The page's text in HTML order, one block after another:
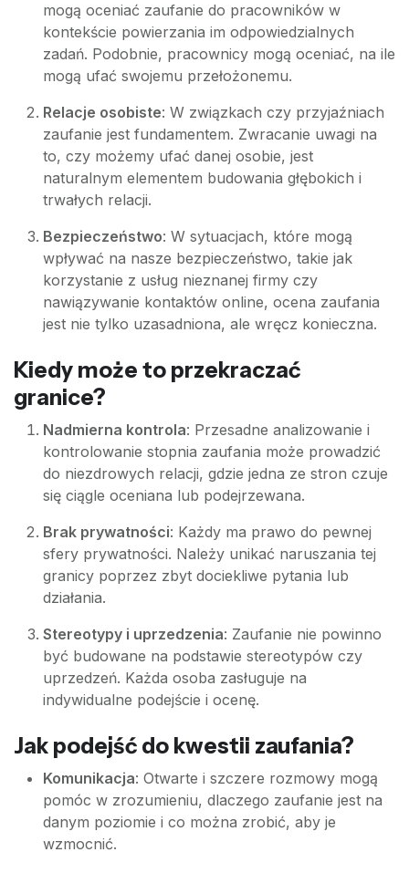
mogą oceniać zaufanie do pracowników w
kontekście powierzania im odpowiedzialnych
zadań. Podobnie, pracownicy mogą oceniać, na ile
mogą ufać swojemu przełożonemu.
Relacje osobiste: W związkach czy przyjaźniach
zaufanie jest fundamentem. Zwracanie uwagi na
to, czy możemy ufać danej osobie, jest
naturalnym elementem budowania głębokich i
trwałych relacji.
Bezpieczeństwo: W sytuacjach, które mogą
wpływać na nasze bezpieczeństwo, takie jak
korzystanie z usług nieznanej firmy czy
nawiązywanie kontaktów online, ocena zaufania
jest nie tylko uzasadniona, ale wręcz konieczna.
Kiedy może to przekraczać
granice?
Nadmierna kontrola: Przesadne analizowanie i
kontrolowanie stopnia zaufania może prowadzić
do niezdrowych relacji, gdzie jedna ze stron czuje
się ciągle oceniana lub podejrzewana.
Brak prywatności: Każdy ma prawo do pewnej
sfery prywatności. Należy unikać naruszania tej
granicy poprzez zbyt dociekliwe pytania lub
działania.
Stereotypy i uprzedzenia: Zaufanie nie powinno
być budowane na podstawie stereotypów czy
uprzedzeń. Każda osoba zasługuje na
indywidualne podejście i ocenę.
Jak podejść do kwestii zaufania?
Komunikacja: Otwarte i szczere rozmowy mogą
pomóc w zrozumieniu, dlaczego zaufanie jest na
danym poziomie i co można zrobić, aby je
wzmocnić.